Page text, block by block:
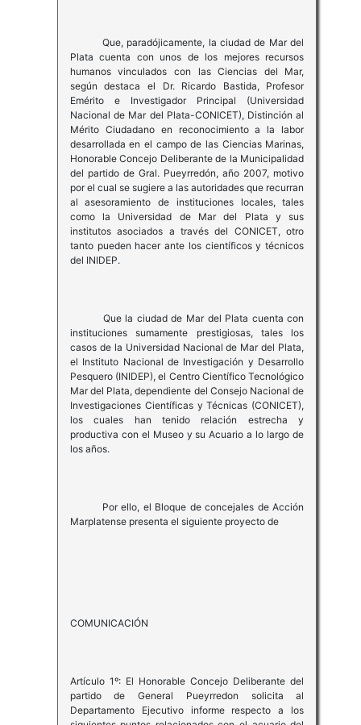
Que, paradójicamente, la ciudad de Mar del
Plata cuenta con unos de los mejores recursos
humanos vinculados con las Ciencias del Mar,
según destaca el Dr. Ricardo Bastida, Profesor
Emérito e Investigador Principal (Universidad
Nacional de Mar del Plata-CONICET), Distinción al
Mérito Ciudadano en reconocimiento a la labor
desarrollada en el campo de las Ciencias Marinas,
Honorable Concejo Deliberante de la Municipalidad
del partido de Gral. Pueyrredón, año 2007, motivo
por el cual se sugiere a las autoridades que recurran
al asesoramiento de instituciones locales, tales
como la Universidad de Mar del Plata y sus
institutos asociados a través del CONICET, otro
tanto pueden hacer ante los científicos y técnicos
del INIDEP.
Que la ciudad de Mar del Plata cuenta con
instituciones sumamente prestigiosas, tales los
casos de la Universidad Nacional de Mar del Plata,
el Instituto Nacional de Investigación y Desarrollo
Pesquero (INIDEP), el Centro Científico Tecnológico
Mar del Plata, dependiente del Consejo Nacional de
Investigaciones Científicas y Técnicas (CONICET),
los cuales han tenido relación estrecha y
productiva con el Museo y su Acuario a lo largo de
los años.
Por ello, el Bloque de concejales de Acción
Marplatense presenta el siguiente proyecto de
COMUNICACIÓN
Artículo 1º: El Honorable Concejo Deliberante del
partido de General Pueyrredon solicita al
Departamento Ejecutivo informe respecto a los